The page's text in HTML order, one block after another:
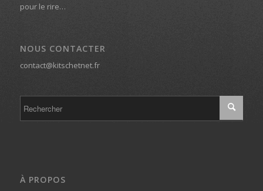
pour le rire…
NOUS CONTACTER
contact@kitschetnet.fr
À PROPOS